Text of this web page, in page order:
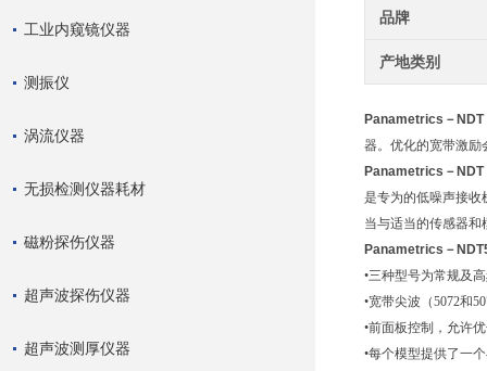
工业内窥镜仪器
测振仪
涡流仪器
无损检测仪器耗材
磁粉探伤仪器
超声波探伤仪器
超声波测厚仪器
品牌
产地类别
Panametrics－NDT
器。优化的宽带激励
Panametrics－NDT
是专为的低噪声接收
当与适当的传感器和
Panametrics－
•三种型号为常规及
•宽带尖波（5072和
•前面板控制，允许
•每个模型提供了一